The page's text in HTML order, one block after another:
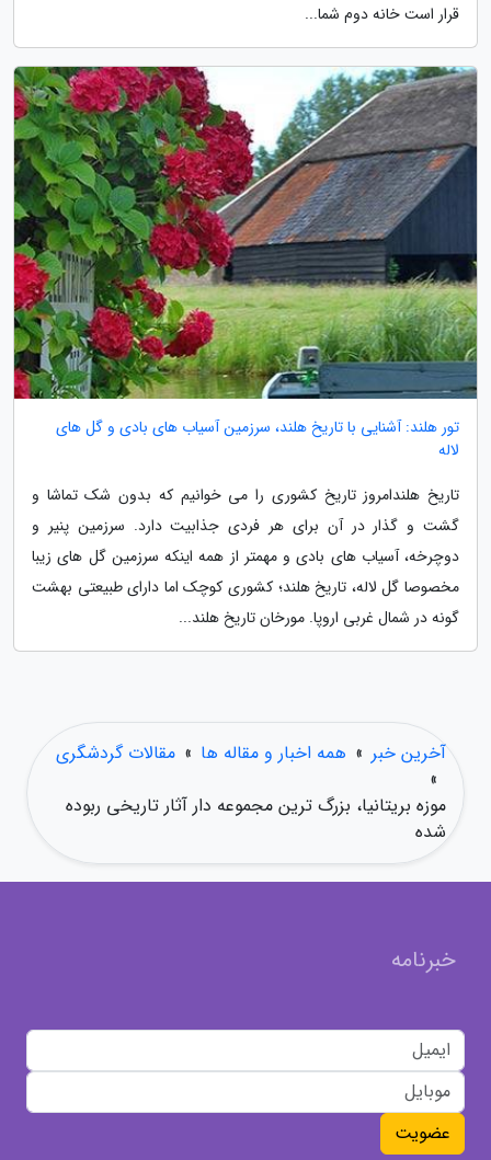
قرار است خانه دوم شما...
تور هلند: آشنایی با تاریخ هلند، سرزمین آسیاب های بادی و گل های
لاله
تاریخ هلندامروز تاریخ کشوری را می خوانیم که بدون شک تماشا و
گشت و گذار در آن برای هر فردی جذابیت دارد. سرزمین پنیر و
دوچرخه، آسیاب های بادی و مهمتر از همه اینکه سرزمین گل های زیبا
مخصوصا گل لاله، تاریخ هلند؛ کشوری کوچک اما دارای طبیعتی بهشت
گونه در شمال غربی اروپا. مورخان تاریخ هلند...
آخرین خبر » همه اخبار و مقاله ها » مقالات گردشگری
»
موزه بریتانیا، بزرگ ترین مجموعه دار آثار تاریخی ربوده
شده
خبرنامه
عضویت